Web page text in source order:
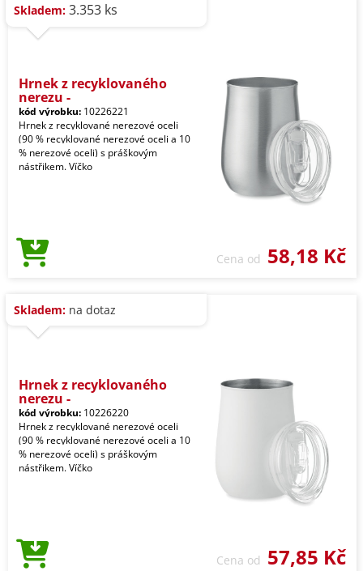
Skladem: 3.353 ks
Hrnek z recyklovaného
nerezu -
kód výrobku: 10226221
Hrnek z recyklované nerezové oceli
(90 % recyklované nerezové oceli a 10
% nerezové oceli) s práškovým
nástřikem. Víčko
Cena od 58,18 Kč
Skladem: na dotaz
Hrnek z recyklovaného
nerezu -
kód výrobku: 10226220
Hrnek z recyklované nerezové oceli
(90 % recyklované nerezové oceli a 10
% nerezové oceli) s práškovým
nástřikem. Víčko
Cena od 57,85 Kč